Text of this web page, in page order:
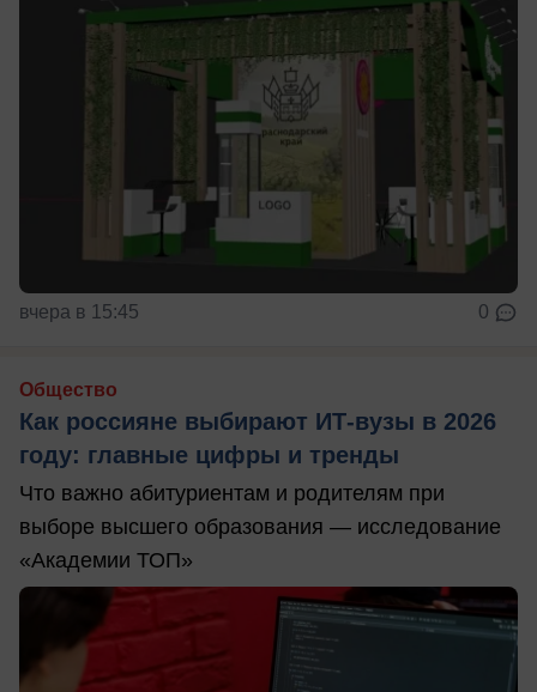
вчера в 15:45 0
Общество
Как россияне выбирают ИТ-вузы в 2026
году: главные цифры и тренды
Что важно абитуриентам и родителям при
выборе высшего образования — исследование
«Академии ТОП»